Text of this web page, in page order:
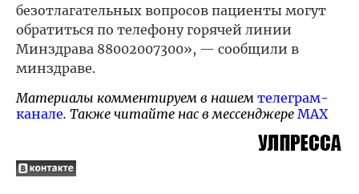
безотлагательных вопросов пациенты могут
обратиться по телефону горячей линии
Минздрава 88002007300», — сообщили в
минздраве.
Материалы комментируем в нашем телеграм-
канале. Также читайте нас в мессенджере MAX